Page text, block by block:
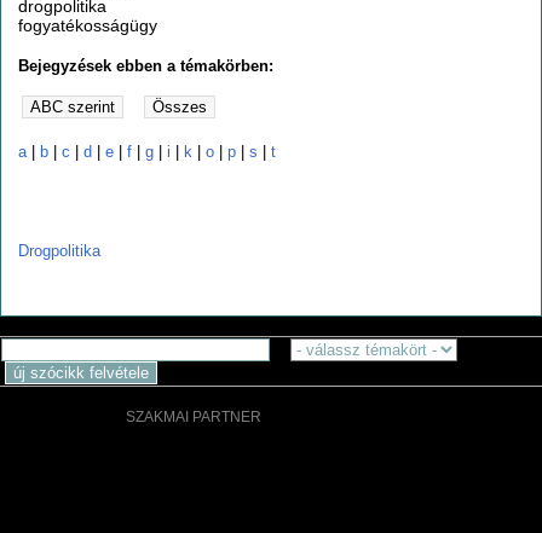
drogpolitika
fogyatékosságügy
Bejegyzések ebben a témakörben:
a b |c |d |e |f |g |i k |o |p |s |t
Drogpolitika
SZAKMAI PARTNER